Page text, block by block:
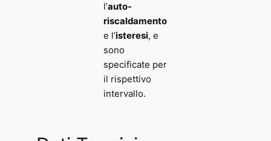
l’auto-
riscaldamento
e l’isteresi, e
sono
specificate per
il rispettivo
intervallo.